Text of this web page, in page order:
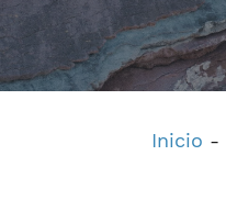
Inicio -